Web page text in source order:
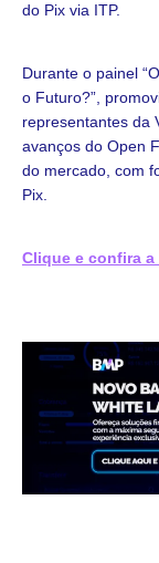
do Pix via ITP.
Durante o painel
o Futuro?”,
representantes da
avanços do Open
do mercado, com
Pix.
Clique e confira